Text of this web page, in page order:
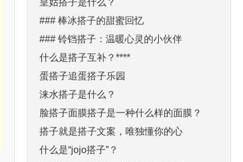
### 棒冰搭子的甜蜜回忆
### 铃铛搭子：温暖心灵的小伙伴
什么是搭子互补？****
蛋搭子追蛋搭子乐园
涞水搭子是什么？
脸搭子面膜搭子是一种什么样的面膜？
搭子就是搭子文案，唯独懂你的心
什么是“jojo搭子”？